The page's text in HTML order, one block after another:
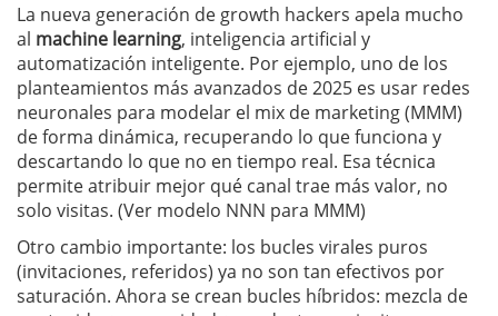
La nueva generación de growth hackers apela mucho
al machine learning, inteligencia artificial y
automatización inteligente. Por ejemplo, uno de los
planteamientos más avanzados de 2025 es usar redes
neuronales para modelar el mix de marketing (MMM)
de forma dinámica, recuperando lo que funciona y
descartando lo que no en tiempo real. Esa técnica
permite atribuir mejor qué canal trae más valor, no
solo visitas. (Ver modelo NNN para MMM)
Otro cambio importante: los bucles virales puros
(invitaciones, referidos) ya no son tan efectivos por
saturación. Ahora se crean bucles híbridos: mezcla de